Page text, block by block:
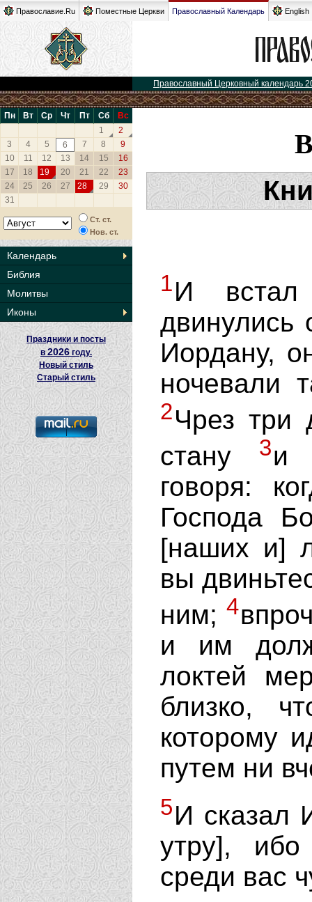
Православие.Ru Поместные Церкви Православный Календарь English
Православный Церковный календарь
Пн Вт Ср Чт Пт Сб
Вс
1
2
3
4 5 6 7 8
9
10
11 12 13 14 15
16
17
18 19 20 21 22
23
24
25 26 27 28 29
30
31
Ст. ст.
Нов. ст.
Календарь
Библия
Молитвы
Иконы
Праздники и посты
в2026 году.
Новый стиль
Старый стиль
1И
Иордану,
ночевали
2Чрез три
стану
3и
говоря:
Господа
[наших и]
вы
ним;4
и им
локтей
близко,
которому
путем ни
5И сказал
утру], ибо
среди вас